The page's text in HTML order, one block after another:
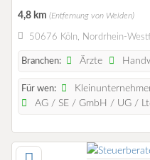
4,8 km (Entfernung von Weiden)
50676 Köln, Nordrhein-
Branchen: Ärzte
Für wen:
AG / SE / GmbH / UG /